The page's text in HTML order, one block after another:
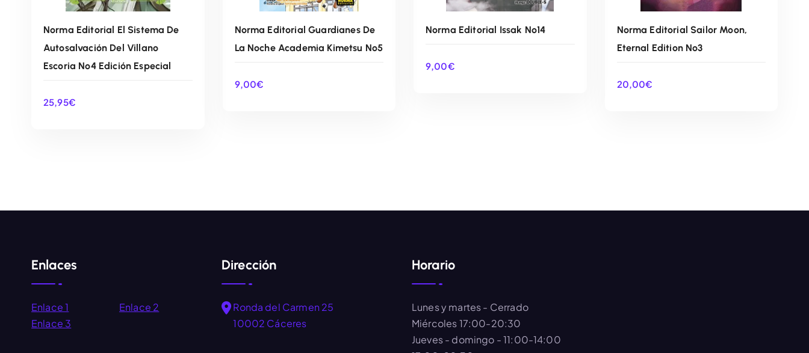
Norma Editorial El Sistema De
Autosalvación Del Villano
Escoria Nº4 Edición Especial
25,95€
Norma Editorial Guardianes De
La Noche Academia Kimetsu Nº5
9,00€
Norma Editorial Issak Nº14
9,00€
Norma Editorial Sailor Moon,
Eternal Edition Nº3
20,00€
Enlaces
Enlace 1
Enlace 2
Enlace 3
Dirección
Ronda del Carmen 25
10002 Cáceres
Horario
Lunes y martes- Cerrado
Miércoles17:00-20:30
Jueves - domingo - 11:00-14:00